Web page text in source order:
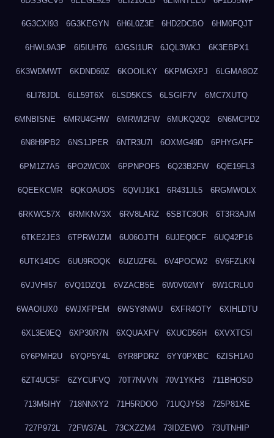
6G3CXI93 6G3KEGYN 6H6L0Z3E 6HD2DCBO 6HM0FQJT
6HWL9A3P 6I5IUH76 6JGSI1UR 6JQL3WKJ 6K3EBPX1
6K3WDMWT 6KDND60Z 6KOOILKY 6KPMGXPJ 6LGMA8OZ
6LI78JDL 6LL59T6X 6LSD5KCS 6LSGIF7V 6MC7XUTQ
6MNBISNE 6MRU4GHW 6MRWI2FW 6MUKQ2Q2 6N6MCPD2
6N8H9PB2 6NS1JPER 6NTR3U7I 6OXMG49D 6PHYGAFF
6PM1Z7A5 6PO2WC0X 6PPNPOF5 6Q23B2FW 6QE19FL3
6QEEKCMR 6QKOAUOS 6QVIJ1K1 6R431JL5 6RGMWOLX
6RKWC57X 6RMKNV3X 6RV8LARZ 6SBTC8OR 6T3R3AJM
6TKE2JE3 6TPRWJZM 6U06OJTH 6UJEQ0CF 6UQ42P16
6UTK14DG 6UU9ROQK 6UZUZF6L 6V4POCW2 6V6FZLKN
6VJVHI57 6VQ1DZQ1 6VZACB5E 6W0V02MY 6W1CRLU0
6WAOIUX0 6WJXFPEM 6WSY8NWU 6XFR4OTY 6XIHLDTU
6XL3E0EQ 6XP30R7N 6XQUAXFV 6XUCD56H 6XVXTC5I
6Y6PMH2U 6YQP5Y4L 6YR8PDRZ 6YY0PXBC 6ZISH1A0
6ZT4UC5F 6ZYCUFVQ 70T7NVVN 70V1YKH3 711BHOSD
713M5IHY 718NNXY2 71H5RDOO 71UQJY58 725P81XE
727P972L 72FW37AL 73CXZZM4 73IDZEWO 73UTNHIP